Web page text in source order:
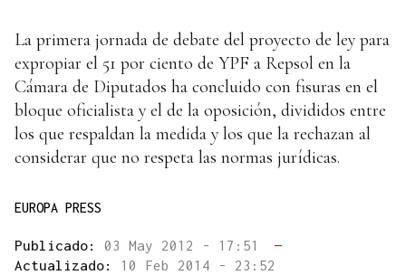
La primera jornada de debate del proyecto de ley para
expropiar el 51 por ciento de YPF a Repsol en la
Cámara de Diputados ha concluido con fisuras en el
bloque oficialista y el de la oposición, divididos entre
los que respaldan la medida y los que la rechazan al
considerar que no respeta las normas jurídicas.
EUROPA PRESS
Publicado: 03 May 2012 - 17:51
—
Actualizado: 10 Feb 2014 - 23:52